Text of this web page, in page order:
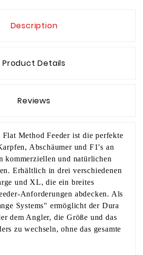
Description
Product Details
Reviews
Method Feeder ist die perfekte
Abschäumer und F1's an
kommerziellen und natürlichen
Erhältlich in drei verschiedenen
und XL, die ein breites
Anforderungen abdecken. Als
Systems" ermöglicht der Dura
dem Angler, die Größe und das
zu wechseln, ohne das gesamte